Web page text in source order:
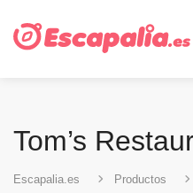
Tom’s
Escapalia.es Productos